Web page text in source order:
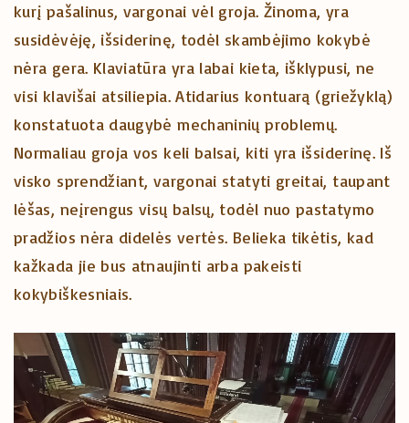
kurį pašalinus, vargonai vėl groja. Žinoma, yra
susidėvėję, išsiderinę, todėl skambėjimo kokybė
nėra gera. Klaviatūra yra labai kieta, išklypusi, ne
visi klavišai atsiliepia. Atidarius kontuarą (griežyklą)
konstatuota daugybė mechaninių problemų.
Normaliau groja vos keli balsai, kiti yra išsiderinę. Iš
visko sprendžiant, vargonai statyti greitai, taupant
lėšas, neįrengus visų balsų, todėl nuo pastatymo
pradžios nėra didelės vertės. Belieka tikėtis, kad
kažkada jie bus atnaujinti arba pakeisti
kokybiškesniais.